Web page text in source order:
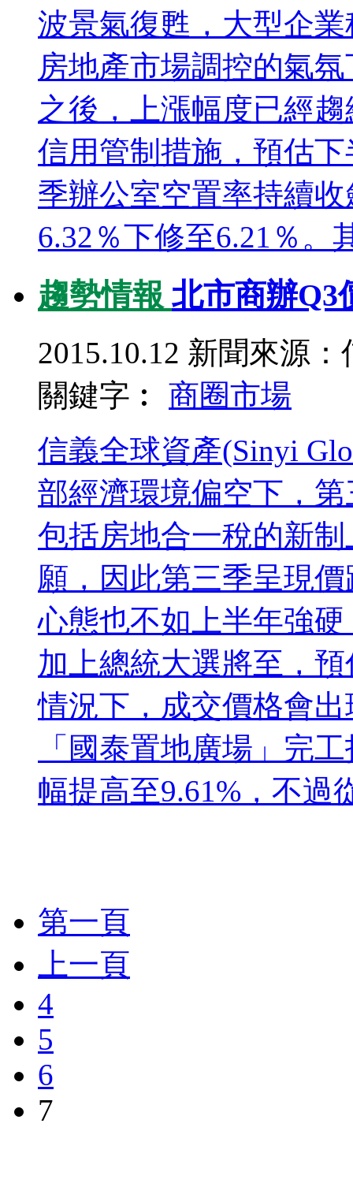
波景氣復甦，大型企
房地產市場調控的氣
之後，上漲幅度已經
信用管制措施，預估
季辦公室空置率持續
6.32％下修至6.21％。
趨勢情報 北市商辦Q3
2015.10.12 新聞來源：
關鍵字︰ 商圈市場
信義全球資產(Sinyi
部經濟環境偏空下，
包括房地合一稅的新
願，因此第三季呈現
心態也不如上半年強
加上總統大選將至，
情況下，成交價格會
「國泰置地廣場」完
幅提高至9.61%，不過
第一頁
上一頁
4
5
6
7